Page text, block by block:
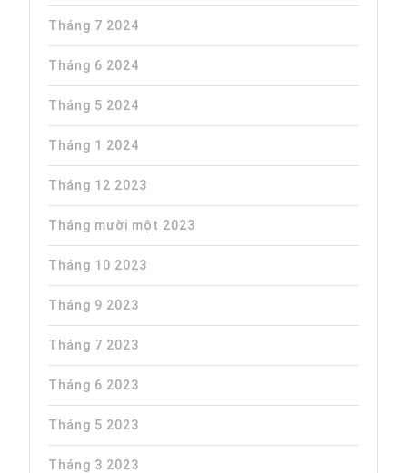
Tháng 7 2024
Tháng 6 2024
Tháng 5 2024
Tháng 1 2024
Tháng 12 2023
Tháng mười một 2023
Tháng 10 2023
Tháng 9 2023
Tháng 7 2023
Tháng 6 2023
Tháng 5 2023
Tháng 3 2023